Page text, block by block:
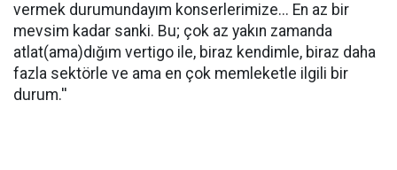
vermek durumundayım konserlerimize... En az bir
mevsim kadar sanki. Bu; çok az yakın zamanda
atlat(ama)dığım vertigo ile, biraz kendimle, biraz daha
fazla sektörle ve ama en çok memleketle ilgili bir
durum.''